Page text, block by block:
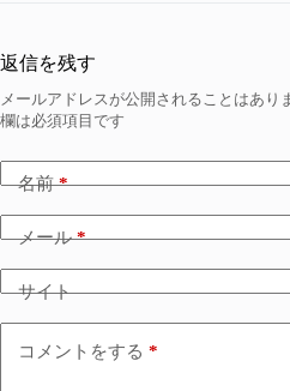
返信を残す
メールアドレスが公開されることはあり
欄は必須項目です
名前*
メール*
サイト
コメントをする *